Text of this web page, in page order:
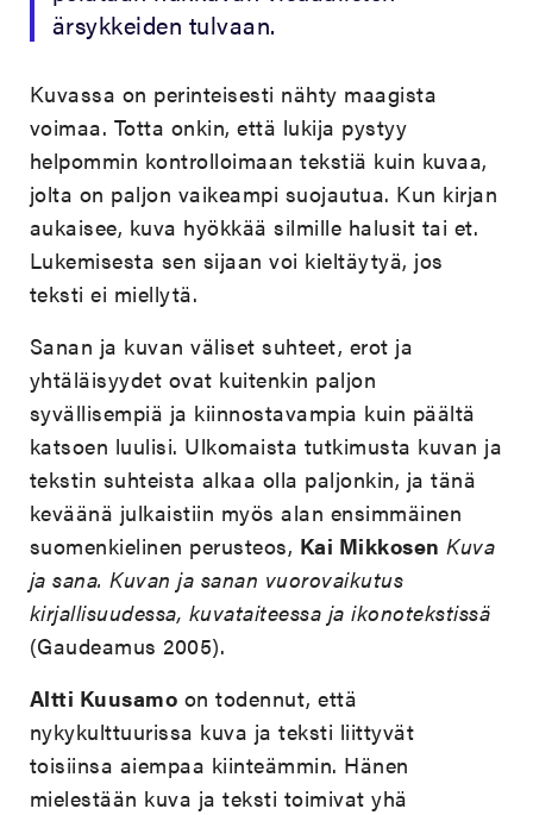
ärsykkeiden tulvaan.
Kuvassa on perinteisesti nähty maagista
voimaa. Totta onkin, että lukija pystyy
helpommin kontrolloimaan tekstiä kuin kuvaa,
jolta on paljon vaikeampi suojautua. Kun kirjan
aukaisee, kuva hyökkää silmille halusit tai et.
Lukemisesta sen sijaan voi kieltäytyä, jos
teksti ei miellytä.
Sanan ja kuvan väliset suhteet, erot ja
yhtäläisyydet ovat kuitenkin paljon
syvällisempiä ja kiinnostavampia kuin päältä
katsoen luulisi. Ulkomaista tutkimusta kuvan ja
tekstin suhteista alkaa olla paljonkin, ja tänä
keväänä julkaistiin myös alan ensimmäinen
suomenkielinen perusteos, Kai Mikkosen Kuva
ja sana. Kuvan ja sanan vuorovaikutus
kirjallisuudessa, kuvataiteessa ja ikonotekstissä
(Gaudeamus 2005).
Altti Kuusamo on todennut, että
nykykulttuurissa kuva ja teksti liittyvät
toisiinsa aiempaa kiinteämmin. Hänen
mielestään kuva ja teksti toimivat yhä